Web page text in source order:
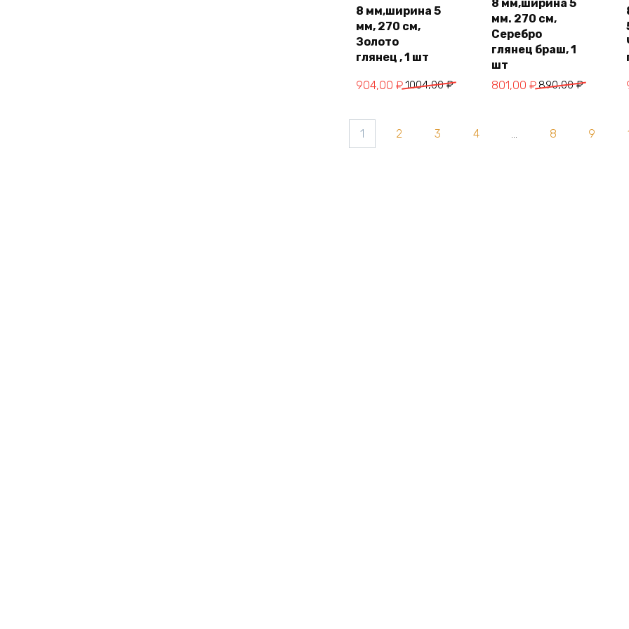
8 мм,ширина 5
мм, 270 см,
Золото
глянец , 1 шт
1004,00₽
Первоначальная
составляла
1004,00 ₽.
904,00 ₽
Текущая
904,00 ₽.
8 мм,ширина 5
мм. 270 см,
Серебро
глянец браш, 1
шт
890,00₽
Первоначальная
890,00 ₽.
801,00 ₽
Текущая
1
2 3 4 … 8 9